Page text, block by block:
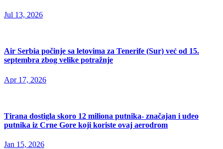
Jul 13, 2026
Air Serbia počinje sa letovima za Tenerife (Sur) već od 15.
septembra zbog velike potražnje
Apr 17, 2026
Tirana dostigla skoro 12 miliona putnika- značajan i udeo
putnika iz Crne Gore koji koriste ovaj aerodrom
Jan 15, 2026